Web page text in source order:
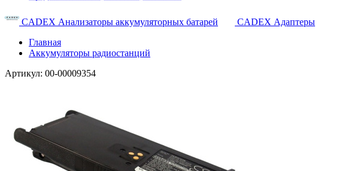
CADEX Анализаторы аккумуляторных батарей
CADEX Адаптеры
Главная
Аккумуляторы радиостанций
Артикул: 00-00009354